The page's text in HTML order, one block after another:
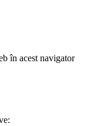
în acest navigator